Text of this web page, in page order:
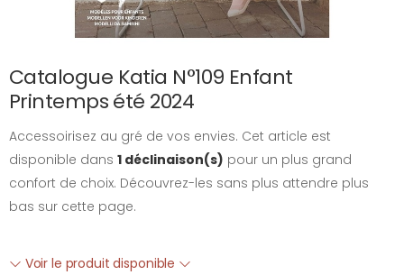
Catalogue Katia N°109 Enfant
Printemps été 2024
Accessoirisez au gré de vos envies. Cet article est
disponible dans 1 déclinaison(s) pour un plus grand
confort de choix. Découvrez-les sans plus attendre plus
bas sur cette page.
Voir le produit disponible